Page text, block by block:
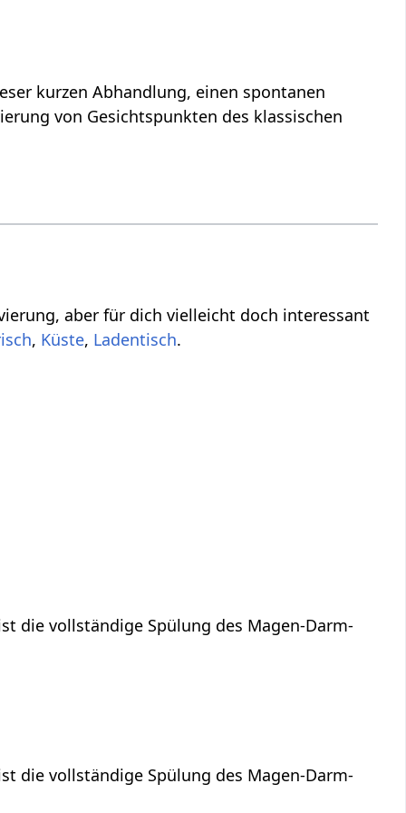
interpretiert hier das Wort bzw. den Ausdruck Kultivierung‏‎ von Gesichtspunkten des klassischen
, , .
die vollständige Spülung des Magen-Darm-
die vollständige Spülung des Magen-Darm-